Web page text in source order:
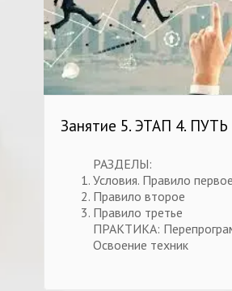
Занятие 5. ЭТАП 4.
РАЗДЕЛЫ:
Условия. Правило первое
Правило второе
Правило третье
ПРАКТИКА:
Освоение техник